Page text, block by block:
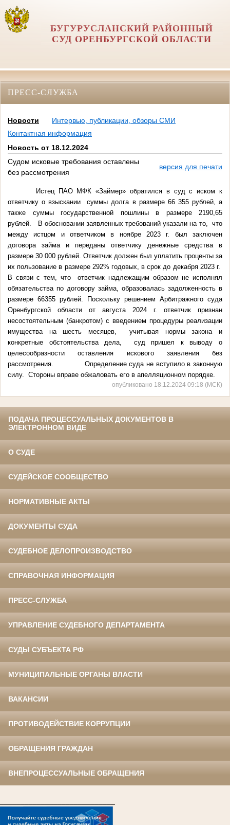
БУГУРУСЛАНСКИЙ РАЙОННЫЙ
СУД ОРЕНБУРГСКОЙ ОБЛАСТИ
ПРЕСС-СЛУЖБА
Новости
Интервью, публикации, обзоры СМИ
Контактная информация
Новость от 18.12.2024
Судом исковые требования оставлены
без рассмотрения
версия для печати
Истец ПАО МФК «Займер» обратился в суд с иском к
ответчику о взыскании суммы долга в размере 66 355 рублей, а
также суммы государственной пошлины в размере 2190,65
рублей. В обосновании заявленных требований указали на то, что
между истцом и ответчиком в ноябре 2023 г. был заключен
договора займа и переданы ответчику денежные средства в
размере 30 000 рублей. Ответчик должен был уплатить проценты за
их пользование в размере 292% годовых, в срок до декабря 2023 г.
В связи с тем, что ответчик надлежащим образом не исполнял
обязательства по договору займа, образовалась задолженность в
размере 66355 рублей. Поскольку решением Арбитражного суда
Оренбургской области от августа 2024 г. ответчик признан
несостоятельным (банкротом) с введением процедуры реализации
имущества на шесть месяцев, учитывая нормы закона и
конкретные обстоятельства дела, суд пришел к выводу о
целесообразности оставления искового заявления без
рассмотрения. Определение суда не вступило в законную
силу. Стороны вправе обжаловать его в апелляционном порядке.
опубликовано 18.12.2024 09:18 (МСК)
ПОДАЧА ПРОЦЕССУАЛЬНЫХ ДОКУМЕНТОВ В
ЭЛЕКТРОННОМ ВИДЕ
О СУДЕ
СУДЕЙСКОЕ СООБЩЕСТВО
НОРМАТИВНЫЕ АКТЫ
ДОКУМЕНТЫ СУДА
СУДЕБНОЕ ДЕЛОПРОИЗВОДСТВО
СПРАВОЧНАЯ ИНФОРМАЦИЯ
ПРЕСС-СЛУЖБА
УПРАВЛЕНИЕ СУДЕБНОГО ДЕПАРТАМЕНТА
СУДЫ СУБЪЕКТА РФ
МУНИЦИПАЛЬНЫЕ ОРГАНЫ ВЛАСТИ
ВАКАНСИИ
ПРОТИВОДЕЙСТВИЕ КОРРУПЦИИ
ОБРАЩЕНИЯ ГРАЖДАН
ВНЕПРОЦЕССУАЛЬНЫЕ ОБРАЩЕНИЯ